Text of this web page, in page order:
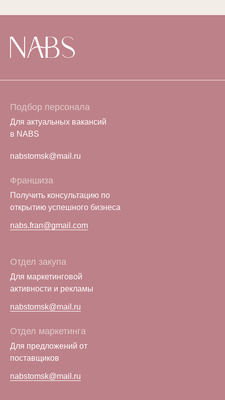
Подбор персонала
nabstomsk@mail.ru
Франшиза
Для актуальных вакансий
в NABS
Получить консультацию по
открытию успешного бизнеса
nabs.fran@gmail.com
Отдел закупа
Для маркетинговой
активности и рекламы
nabstomsk@mail.ru
Отдел маркетинга
Для предложений от
поставщиков
nabstomsk@mail.ru